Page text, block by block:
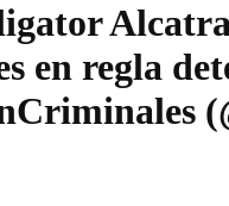
en regla